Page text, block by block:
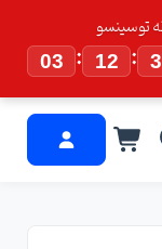
توسینسو
03
: 12 :